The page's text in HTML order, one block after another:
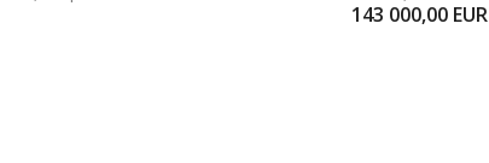
143 000,00 EUR